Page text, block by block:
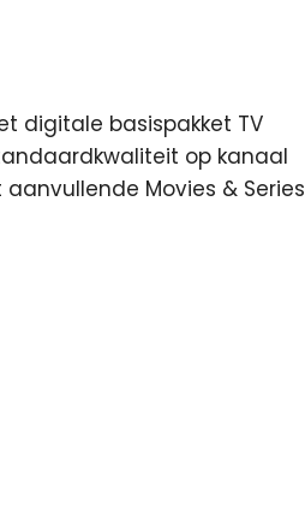
digitale basispakket TV
op kanaal
Movies & Series